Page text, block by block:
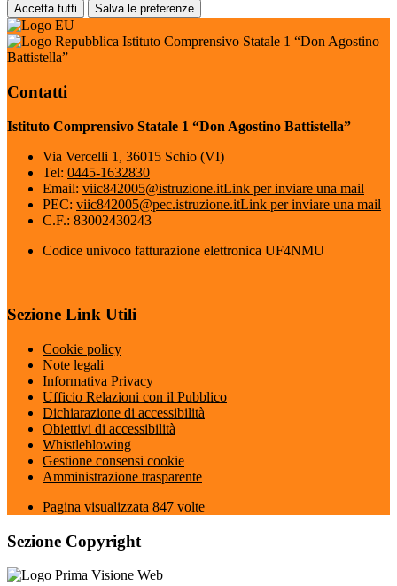
Accetta tutti Salva le preferenze
Istituto Comprensivo Statale 1 “Don Agostino
Battistella”
Contatti
Istituto Comprensivo Statale 1 “Don Agostino Battistella”
Via Vercelli 1, 36015 Schio (VI)
Tel: 0445-1632830
Email: viic842005@istruzione.itLink per inviare una mail
PEC: viic842005@pec.istruzione.itLink per inviare una mail
C.F.: 83002430243
Codice univoco fatturazione elettronica UF4NMU
Sezione Link Utili
Cookie policy
Note legali
Informativa Privacy
Ufficio Relazioni con il Pubblico
Dichiarazione di accessibilità
Obiettivi di accessibilità
Whistleblowing
Gestione consensi cookie
Amministrazione trasparente
Pagina visualizzata 847 volte
Sezione Copyright